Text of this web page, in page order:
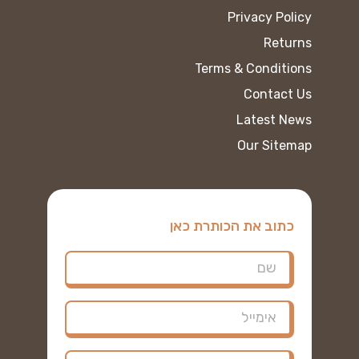
Privacy Policy
Returns
Terms & Conditions
Contact Us
Latest News
Our Sitemap
כתוב את הכותרת כאן